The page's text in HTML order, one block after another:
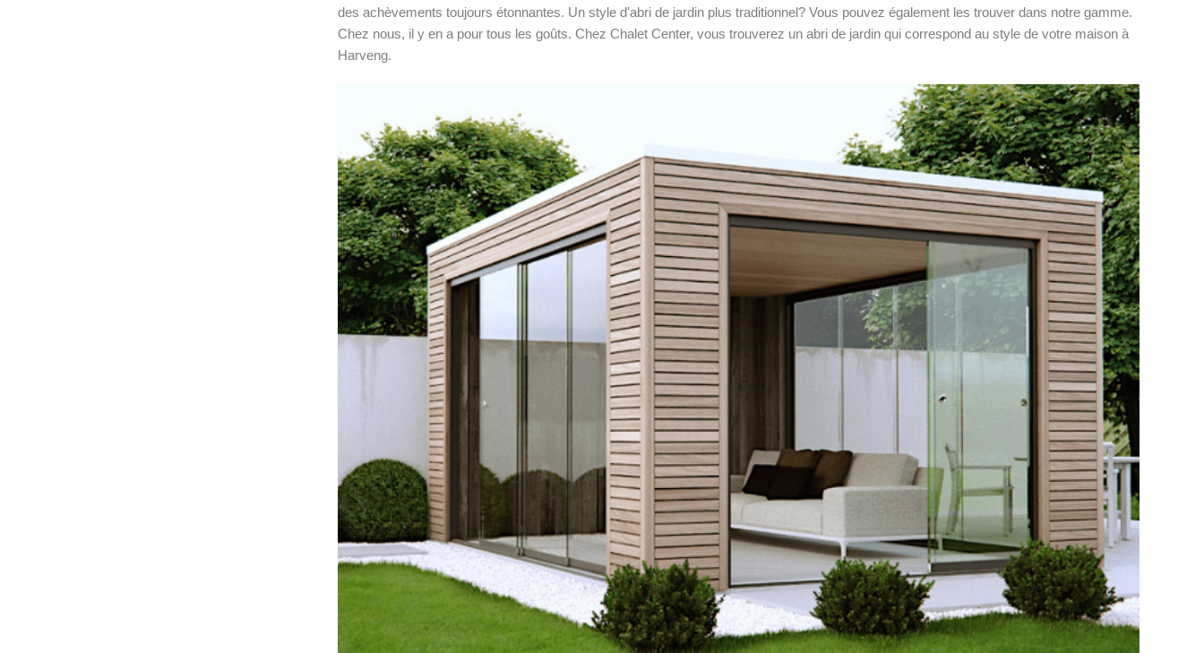
des achèvements toujours étonnantes. Un style d'abri de jardin plus traditionnel? Vous pouvez également les trouver dans notre gamme.
Chez nous, il y en a pour tous les goûts. Chez Chalet Center, vous trouverez un abri de jardin qui correspond au style de votre maison à
Harveng.